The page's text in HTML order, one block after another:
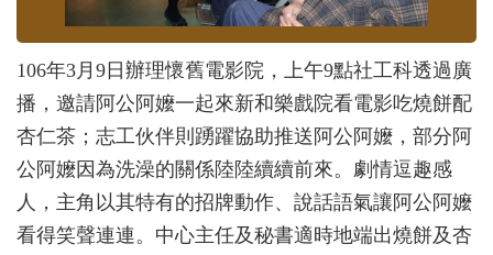
106年3月9日辦理懷舊電影院，上午9點社工科透過廣
播，邀請阿公阿嬤一起來新和樂戲院看電影吃燒餅配
杏仁茶；志工伙伴則踴躍協助推送阿公阿嬤，部分阿
公阿嬤因為洗澡的關係陸陸續續前來。劇情逗趣感
人，主角以其特有的招牌動作、說話語氣讓阿公阿嬤
看得笑聲連連。中心主任及秘書適時地端出燒餅及杏